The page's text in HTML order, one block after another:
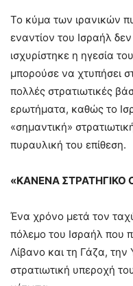
Το κύμα των ιρανικών
εναντίον του Ισραήλ
ισχυρίστηκε η ηγεσία
μπορούσε να χτυπήσει
πολλές στρατιωτικές
ερωτήματα, καθώς το
«σημαντική»
πυραυλική του επίθεση.
«ΚΑΝΕΝΑ ΣΤΡΑΤΗΓΙΚΟ
Ένα χρόνο μετά τον
πόλεμο του Ισραήλ που
Λίβανο και τη Γάζα, την
στρατιωτική υπεροχή